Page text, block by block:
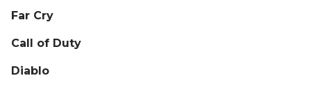
Far Cry
Call of Duty
Diablo